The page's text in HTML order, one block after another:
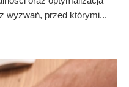
wyzwań, przed którymi...